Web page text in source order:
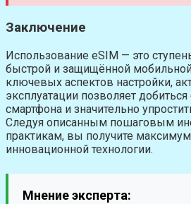
Заключение
Использование eSIM — это
быстрой и защищённой
ключевых аспектов настройки,
эксплуатации позволяет
смартфона и значительно
Следуя описанным пошаговым
практикам, вы получите
инновационной технологии.
Мнение эксперта: